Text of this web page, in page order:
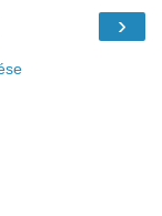
›